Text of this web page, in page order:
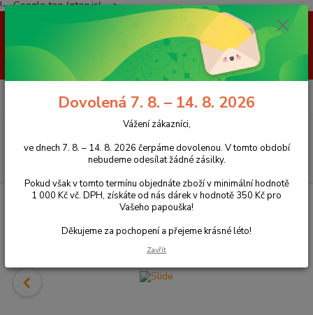
!-- Google tag (gtag.js) -->
Vážení zákazníci, ve dnech 7. 8. – 14. 8. 2026 čerpáme dovolenou. V
tomto období nebudeme odesílat žádné zásilky. Pokud však v tomto
termínu objednáte zboží v minimální hodnotě 1 000 Kč vč. DPH, získáte
od nás dárek v hodnotě 350 Kč pro Vašeho papouška! Děkujeme za
pochopení a přejeme krásné léto!
CZK
(Po-Pá, 8-16 hod.)
Hračky pro papoušky Pružiny, kruhy, hračky z bavlny
Dovolená 7. 8. – 14. 8. 2026
Vážení zákazníci,
ve dnech 7. 8. – 14. 8. 2026 čerpáme dovolenou. V tomto období
nebudeme odesílat žádné zásilky.
Pokud však v tomto termínu objednáte zboží v minimální hodnotě
1 000 Kč vč. DPH, získáte od nás dárek v hodnotě 350 Kč pro
Vašeho papouška!
Děkujeme za pochopení a přejeme krásné léto!
Zavřít